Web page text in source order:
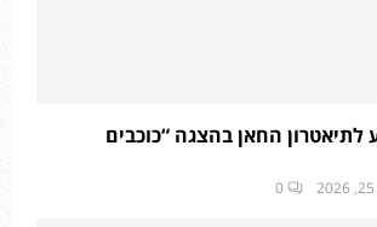
לתיאטרון החאן בהצגה “כוכבים
0